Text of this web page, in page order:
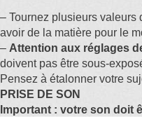
– Tournez plusieurs valeurs
avoir de la matière pour le
– Attention aux réglages
doivent pas être sous-
Pensez à étalonner votre
PRISE DE SON
Important : votre son doit